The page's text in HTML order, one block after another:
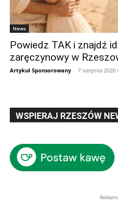
News
Powiedz TAK i znajdź
zaręczynowy w
Artykuł Sponsorowany - 7 sierpnia 2026
WSPIERAJ RZESZÓW